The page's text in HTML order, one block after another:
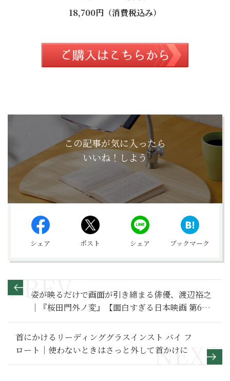
18,700円（消費税込み）
この記事が気に入ったら
いいね！しよう
シェア ポスト シェア ブックマーク
姿が映るだけで画面が引き締まる俳優、渡辺裕之
｜『桜田門外ノ変』【面白すぎる日本映画 第67
回】
首にかけるリーディンググラスインスト バイ フ
ロート｜使わないときはさっと外して首かけに